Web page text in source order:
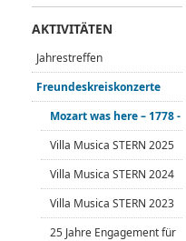
AKTIVITÄTEN
Jahrestreffen
Freundeskreiskonzerte
Mozart was here – 1778 -
Villa Musica STERN 2025
Villa Musica STERN 2024
Villa Musica STERN 2023
25 Jahre Engagement für